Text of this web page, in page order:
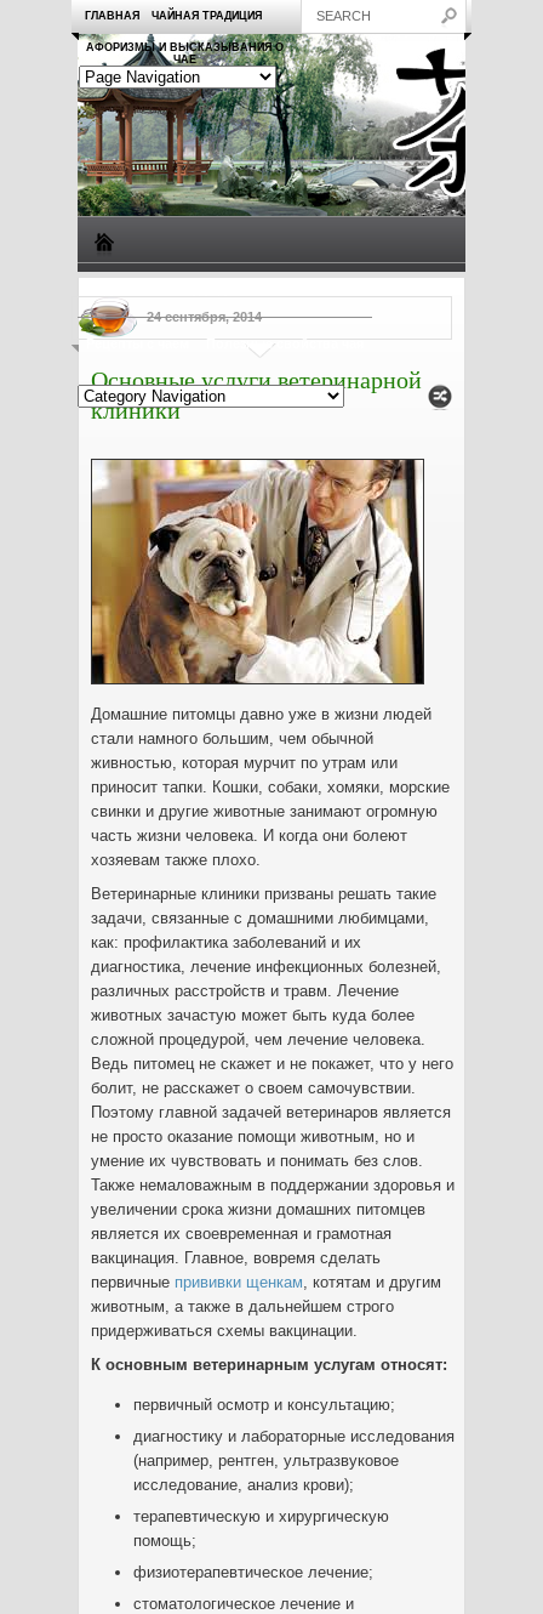
ГЛАВНАЯ ЧАЙНАЯ ТРАДИЦИЯ
АФОРИЗМЫ И ВЫСКАЗЫВАНИЯ О
ЧАЕ
Рецепты с чаем Полезные свойства чая
24 сентября, 2014
Основные услуги ветеринарной
клиники
Домашние питомцы давно уже в жизни людей
стали намного большим, чем обычной
живностью, которая мурчит по утрам или
приносит тапки. Кошки, собаки, хомяки, морские
свинки и другие животные занимают огромную
часть жизни человека. И когда они болеют
хозяевам также плохо.
Ветеринарные клиники призваны решать такие
задачи, связанные с домашними любимцами,
как: профилактика заболеваний и их
диагностика, лечение инфекционных болезней,
различных расстройств и травм. Лечение
животных зачастую может быть куда более
сложной процедурой, чем лечение человека.
Ведь питомец не скажет и не покажет, что у него
болит, не расскажет о своем самочувствии.
Поэтому главной задачей ветеринаров является
не просто оказание помощи животным, но и
умение их чувствовать и понимать без слов.
Также немаловажным в поддержании здоровья и
увеличении срока жизни домашних питомцев
является их своевременная и грамотная
вакцинация. Главное, вовремя сделать
первичные прививки щенкам, котятам и другим
животным, а также в дальнейшем строго
придерживаться схемы вакцинации.
К основным ветеринарным услугам относят:
первичный осмотр и консультацию;
диагностику и лабораторные исследования
(например, рентген, ультразвуковое
исследование, анализ крови);
терапевтическую и хирургическую
помощь;
физиотерапевтическое лечение;
стоматологическое лечение и